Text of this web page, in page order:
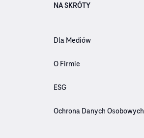
NA SKRÓTY
Dla Mediów
O Firmie
ESG
Ochrona Danych Osobowych